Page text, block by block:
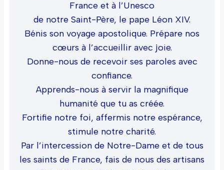
France et à l’Unesco
de notre Saint-Père, le pape Léon XIV.
Bénis son voyage apostolique. Prépare nos
cœurs à l’accueillir avec joie.
Donne-nous de recevoir ses paroles avec
confiance.
Apprends-nous à servir la magnifique
humanité que tu as créée.
Fortifie notre foi, affermis notre espérance,
stimule notre charité.
Par l’intercession de Notre-Dame et de tous
les saints de France, fais de nous des artisans